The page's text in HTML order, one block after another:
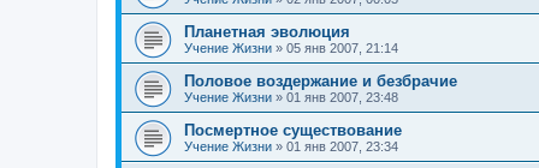
Планетная эволюция
Учение Жизни » 05 янв 2007, 21:14
Половое воздержание и безбрачие
Учение Жизни » 01 янв 2007, 23:48
Посмертное существование
Учение Жизни » 01 янв 2007, 23:34